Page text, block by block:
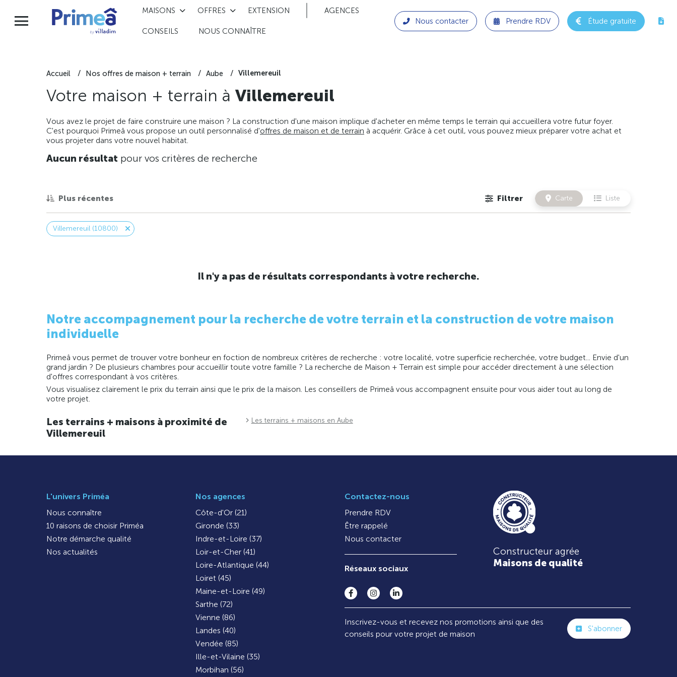
MAISONS OFFRES EXTENSION AGENCES
CONSEILS NOUS CONNAÎTRE
Nous contacter Prendre RDV Étude gratuite
Accueil Nos offres de maison + terrain Aube Villemereuil
Votre maison + terrain à Villemereuil
Vous avez le projet de faire construire une maison ? La construction d'une maison implique d'acheter en même temps le terrain qui accueillera votre futur foyer.
C'est pourquoi Primeâ vous propose un outil personnalisé d'offres de maison et de terrain à acquérir. Grâce à cet outil, vous pouvez mieux préparer votre achat et
vous projeter dans votre nouvel habitat.
Aucun résultat pour vos critères de recherche
Plus récentes Filtrer Carte Liste
Villemereuil (10800)
Il n'y a pas de résultats correspondants à votre recherche.
Notre accompagnement pour la recherche de votre terrain et la construction de votre maison
individuelle
Primeâ vous permet de trouver votre bonheur en foction de nombreux critères de recherche : votre localité, votre superficie recherchée, votre budget... Envie d'un
grand jardin ? De plusieurs chambres pour accueillir toute votre famille ? La recherche de Maison + Terrain est simple pour accéder directement à une sélection
d'offres correspondant à vos critères.
Vous visualisez clairement le prix du terrain ainsi que le prix de la maison. Les conseillers de Primeâ vous accompagnent ensuite pour vous aider tout au long de
votre projet.
Les terrains + maisons à proximité de
Villemereuil
Les terrains + maisons en Aube
L'univers Priméa
Nous connaître
10 raisons de choisir Priméa
Notre démarche qualité
Nos actualités
Nos agences
Côte-d'Or (21)
Gironde (33)
Indre-et-Loire (37)
Loir-et-Cher (41)
Loire-Atlantique (44)
Loiret (45)
Maine-et-Loire (49)
Sarthe (72)
Vienne (86)
Landes (40)
Vendée (85)
Ille-et-Vilaine (35)
Morbihan (56)
Contactez-nous
Prendre RDV
Être rappelé
Nous contacter
Réseaux sociaux
Constructeur agrée
Maisons de qualité
Inscrivez-vous et recevez nos promotions ainsi que des
conseils pour votre projet de maison
S'abonner